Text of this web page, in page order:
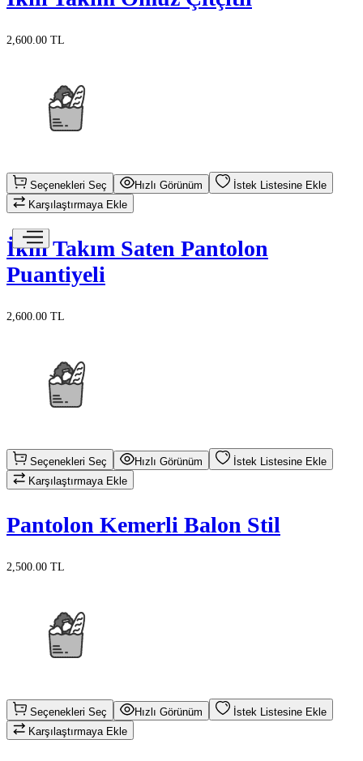
2,600.00 TL
Seçenekleri Seç Hızlı Görünüm
İstek Listesine Ekle
Karşılaştırmaya Ekle
İkili Takım Saten Pantolon
Puantiyeli
2,600.00 TL
Seçenekleri Seç Hızlı Görünüm
İstek Listesine Ekle
Karşılaştırmaya Ekle
Pantolon Kemerli Balon Stil
2,500.00 TL
Seçenekleri Seç Hızlı Görünüm
İstek Listesine Ekle
Karşılaştırmaya Ekle